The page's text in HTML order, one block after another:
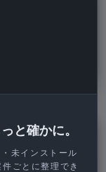
ンに
と確かに。
未インストール
ごとに整理でき